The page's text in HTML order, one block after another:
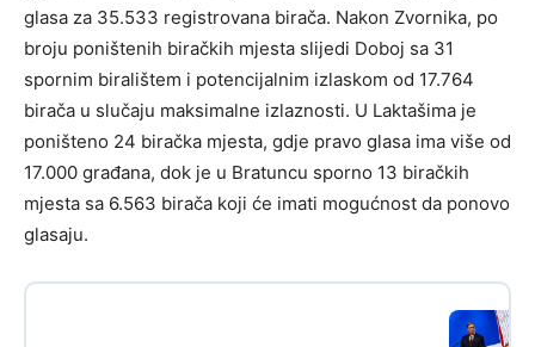
glasa za 35.533 registrovana birača. Nakon Zvornika, po
broju poništenih biračkih mjesta slijedi Doboj sa 31
spornim biralištem i potencijalnim izlaskom od 17.764
birača u slučaju maksimalne izlaznosti. U Laktašima je
poništeno 24 biračka mjesta, gdje pravo glasa ima više od
17.000 građana, dok je u Bratuncu sporno 13 biračkih
mjesta sa 6.563 birača koji će imati mogućnost da ponovo
glasaju.